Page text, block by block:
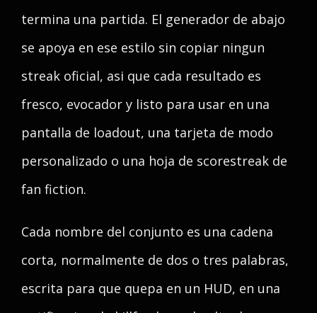
termina una partida. El generador de abajo
se apoya en ese estilo sin copiar ningun
streak oficial, asi que cada resultado es
fresco, evocador y listo para usar en una
pantalla de loadout, una tarjeta de modo
personalizado o una hoja de scorestreak de
fan fiction.
Cada nombre del conjunto es una cadena
corta, normalmente de dos o tres palabras,
escrita para que quepa en un HUD, en una